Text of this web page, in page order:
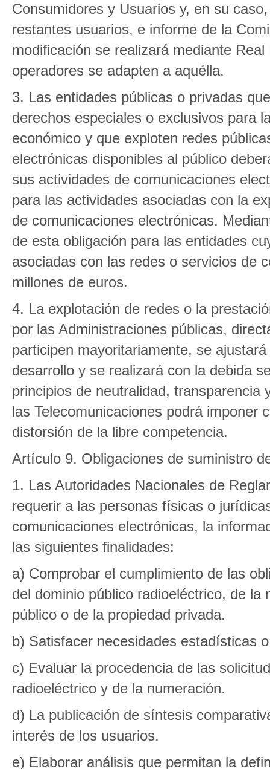
Consumidores y Usuarios y, en su
restantes usuarios, e informe de la
modificación se realizará mediante
operadores se adapten a aquélla.
3. Las entidades públicas o privadas
derechos especiales o exclusivos para
económico y que exploten redes
electrónicas disponibles al público
sus actividades de comunicaciones
para las actividades asociadas con la
de comunicaciones electrónicas.
de esta obligación para las entidades
asociadas con las redes o servicios de
millones de euros.
4. La explotación de redes o la
por las Administraciones públicas,
participen mayoritariamente, se
desarrollo y se realizará con la debida
principios de neutralidad,
las Telecomunicaciones podrá imponer
distorsión de la libre competencia.
Artículo 9. Obligaciones de suministro
1. Las Autoridades Nacionales de
requerir a las personas físicas o
comunicaciones electrónicas, la
las siguientes finalidades:
a) Comprobar el cumplimiento de las
del dominio público radioeléctrico, de
público o de la propiedad privada.
b) Satisfacer necesidades estadísticas
c) Evaluar la procedencia de las
radioeléctrico y de la numeración.
d) La publicación de síntesis
interés de los usuarios.
e) Elaborar análisis que permitan la